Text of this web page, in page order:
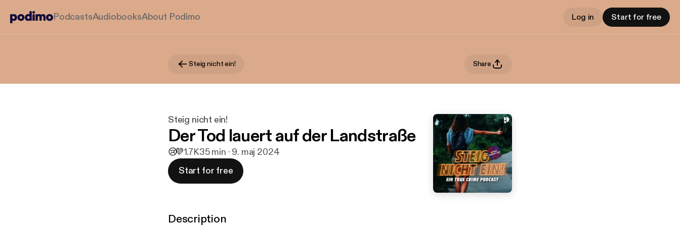
PodcastsAudiobooksAbout Podimo Log in Start for free
Steig nicht ein! Share
Steig nicht ein!
Der Tod lauert auf der Landstraße
😢💜1.7K35 min · 9. maj 2024
Start for free
Description